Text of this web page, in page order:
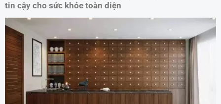
tin cậy cho sức khỏe toàn diện